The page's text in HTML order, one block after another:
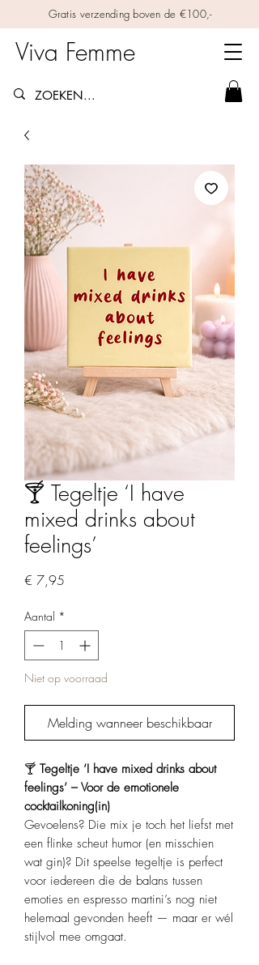
Gratis verzending boven de €100,-
Viva Femme
🍸 Tegeltje ‘I have
mixed drinks about
feelings’
€ 7,95
Aantal *
Niet op voorraad
Melding wanneer beschikbaar
🍸 Tegeltje ‘I have mixed drinks about
feelings’ – Voor de emotionele
cocktailkoning(in)
Gevoelens? Die mix je toch het liefst met
een flinke scheut humor (en misschien
wat gin)? Dit speelse tegeltje is perfect
voor iedereen die de balans tussen
emoties en espresso martini’s nog niet
helemaal gevonden heeft — maar er wél
stijlvol mee omgaat.